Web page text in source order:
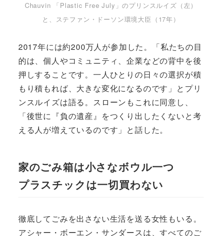
Chauvin 「Plastic Free July」のプリンスルイズ（左）
と、ステファン・ドーソン環境大臣（17年）
2017年には約200万人が参加した。「私たちの目
的は、個人やコミュニティ、企業などの背中を後
押しすることです。一人ひとりの日々の選択が積
もり積もれば、大きな変化になるのです」とプリ
ンスルイズは語る。スローンもこれに同意し、
「後世に『負の遺産』をつくり出したくないと考
える人が増えているのです」と話した。
家のごみ箱は小さなボウル一つ
プラスチックは一切買わない
徹底してごみを出さない生活を送る女性もいる。
アシャー・ボーエン・サンダースは、すべてのご